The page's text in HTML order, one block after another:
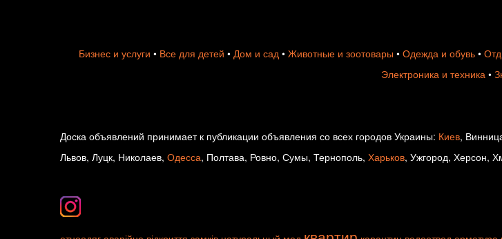
Бизнес и услуги • Все для детей • Дом и сад • Животные и зоотовары • Одежда и обувь •
Электроника и техника •
Доска объявлений принимает к публикации объявления со всех городов Украины: Киев,
Львов, Луцк, Николаев, Одесса, Полтава, Ровно, Сумы, Тернополь, Харьков, Ужгород, Херсон,